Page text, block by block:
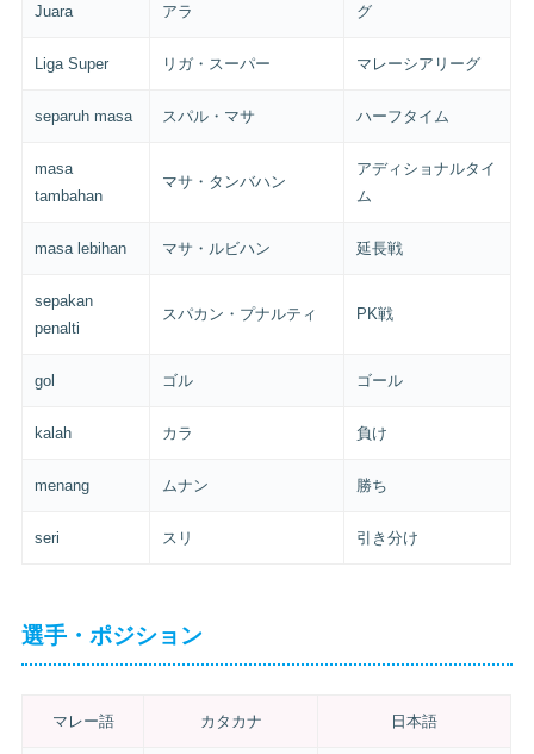
Juara
アラ
グ
Liga Super リガ・スーパー マレーシアリーグ
separuh masa スパル・マサ ハーフタイム
masa
tambahan
マサ・タンバハン
アディショナルタイ
ム
masa lebihan マサ・ルビハン 延長戦
sepakan
penalti
スパカン・プナルティ PK戦
gol ゴル ゴール
kalah カラ 負け
menang ムナン 勝ち
seri スリ 引き分け
選手・ポジション
マレー語 カタカナ 日本語